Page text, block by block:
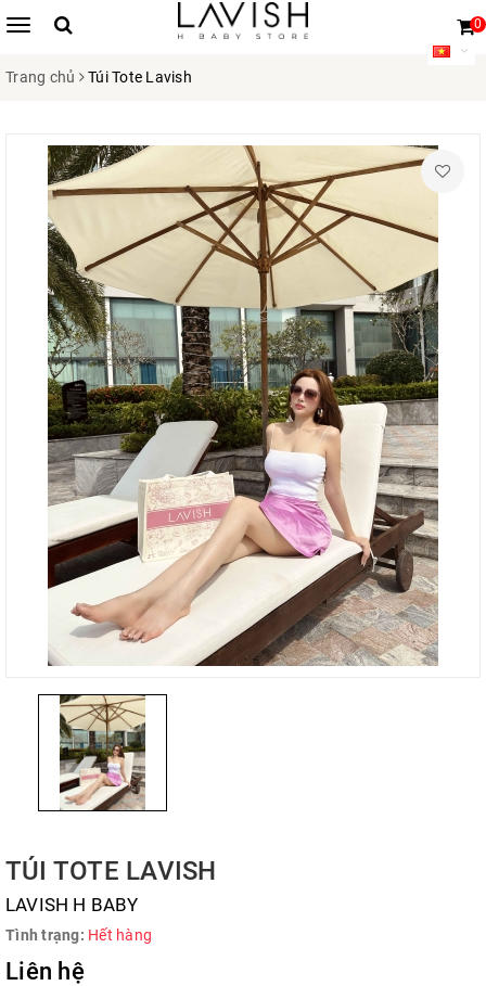
0
Trang chủ Túi Tote Lavish
TÚI TOTE LAVISH
LAVISH H BABY
Tình trạng: Hết hàng
Liên hệ